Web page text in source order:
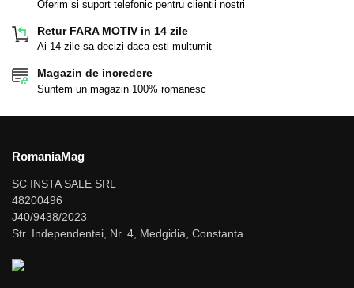
Oferim si suport telefonic pentru clientii nostri
Retur FARA MOTIV in 14 zile
Ai 14 zile sa decizi daca esti multumit
Magazin de incredere
Suntem un magazin 100% romanesc
RomaniaMag
SC INSTA SALE SRL
48200496
J40/9438/2023
Str. Independentei, Nr. 4, Medgidia, Constanta